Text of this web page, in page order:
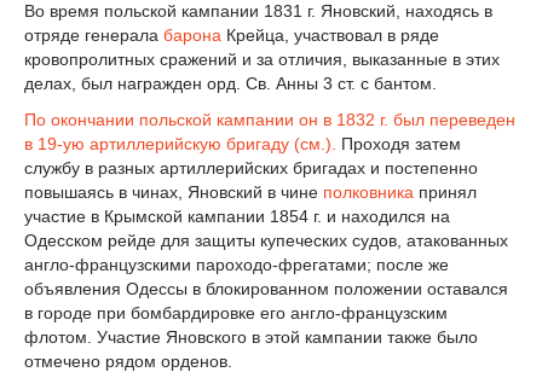
Во время польской кампании 1831 г. Яновский, находясь в
отряде генерала барона Крейца, участвовал в ряде
кровопролитных сражений и за отличия, выказанные в этих
делах, был награжден орд. Св. Анны 3 ст. с бантом.
По окончании польской кампании он в 1832 г. был переведен
в 19-ую артиллерийскую бригаду (см.).
Проходя затем
службу в разных артиллерийских бригадах и постепенно
повышаясь в чинах, Яновский в чине полковника принял
участие в Крымской кампании 1854 г. и находился на
Одесском рейде для защиты купеческих судов, атакованных
англо-французскими пароходо-фрегатами; после же
объявления Одессы в блокированном положении оставался
в городе при бомбардировке его англо-французским
флотом. Участие Яновского в этой кампании также было
отмечено рядом орденов.